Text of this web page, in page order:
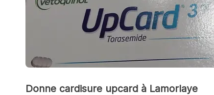
Donne cardisure upcard à Lamorlaye